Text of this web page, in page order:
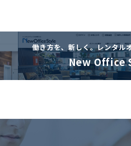
働き方を、新しく。レンタル
New Office